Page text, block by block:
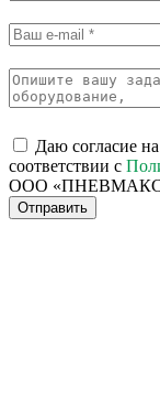
Даю согласие
соответствии с
ООО
Отправить